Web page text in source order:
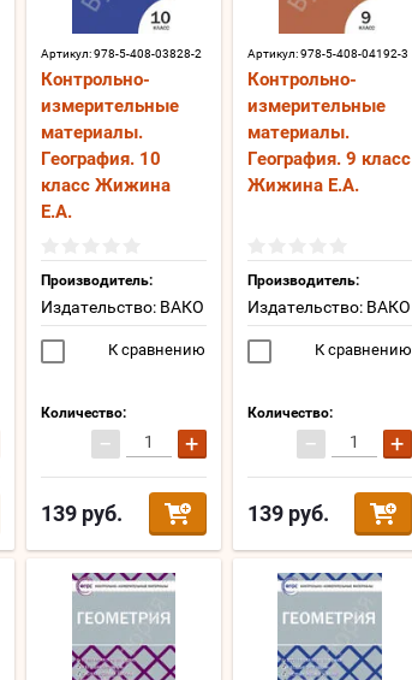
Артикул:978-5-408-03828-2
Контрольно-
измерительные
материалы.
География. 10
класс Жижина
Е.А.
Производитель:
Издательство: ВАКО
К сравнению
Количество:
− +
139 руб.
Артикул:978-5-408-04192-3
Контрольно-
измерительные
материалы.
География. 9 класс
Жижина Е.А.
Производитель:
Издательство: ВАКО
К сравнению
Количество:
− +
139руб.